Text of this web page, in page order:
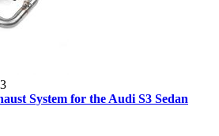
System for the Audi S3 Sedan